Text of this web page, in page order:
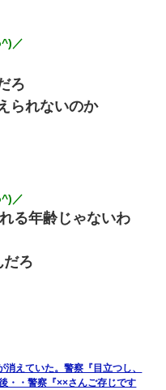
／
ろ
られないのか
／
る年齢じゃないわ
だろ
消えていた。警察『目立つし、
・・警察『××さんご存じです